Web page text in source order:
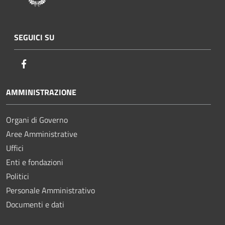
SEGUICI SU
AMMINISTRAZIONE
Organi di Governo
Aree Amministrative
Uffici
Enti e fondazioni
Politici
Personale Amministrativo
Documenti e dati